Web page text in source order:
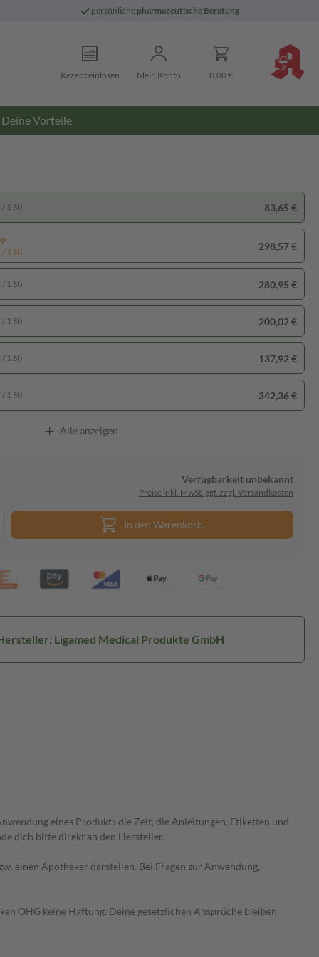
persönliche pharmazeutische Beratung
Rezept einlösen Mein Konto 0,00 €
Deine Vorteile
1 St)
298,57 €
1 St) 280,95 €
1 St) 200,02 €
1 St) 137,92 €
1 St) 342,36 €
1 St) 83,65 €
Alle anzeigen
Verfügbarkeit unbekannt
Preise inkl. MwSt. ggf. zzgl. Versandkosten
In den Warenkorb
Ligamed Medical Produkte GmbH
eines Produkts die Zeit, die Anleitungen, Etiketten und
dich bitte direkt an den Hersteller.
einen Apotheker darstellen. Bei Fragen zur Anwendung,
OHG keine Haftung. Deine gesetzlichen Ansprüche bleiben